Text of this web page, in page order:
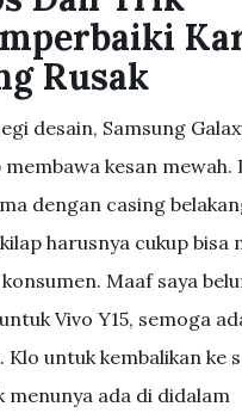
Rusak
desain, Samsung
membawa kesan mewah.
dengan casing
harusnya cukup bisa
Maaf saya
Vivo Y15, semoga
Klo untuk kembalikan ke
menunya ada di didalam